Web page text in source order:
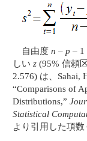
自由度n–p–
しいz(95% 信頼
2.576) は、Sahai,
“Comparisons of
Distributions,”
Statistical
より引用した項数